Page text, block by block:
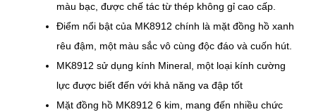
màu bạc, được chế tác từ thép không gỉ cao cấp.
Điểm nổi bật của MK8912 chính là mặt đồng hồ xanh
rêu đậm, một màu sắc vô cùng độc đáo và cuốn hút.
MK8912 sử dụng kính Mineral, một loại kính cường
lực được biết đến với khả năng va đập tốt
Mặt đồng hồ MK8912 6 kim, mang đến nhiều chức